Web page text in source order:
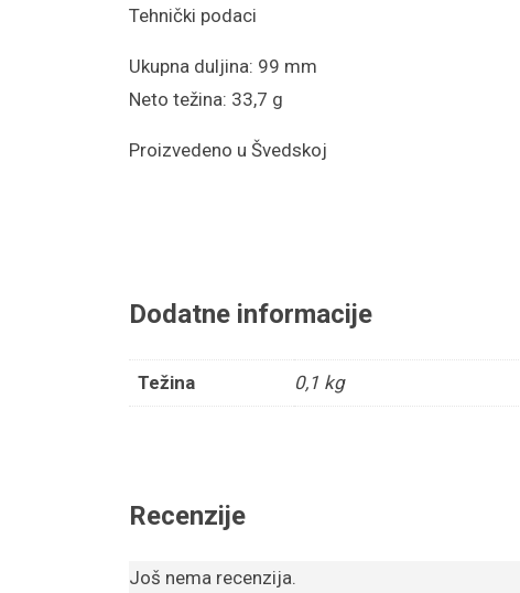
Tehnički podaci
Ukupna duljina: 99 mm
Neto težina: 33,7 g
Proizvedeno u Švedskoj
Dodatne informacije
Težina 0,1 kg
Recenzije
Još nema recenzija.